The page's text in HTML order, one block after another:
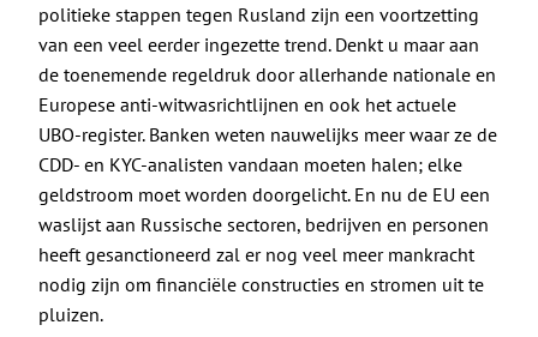
politieke stappen tegen Rusland zijn een voortzetting
van een veel eerder ingezette trend. Denkt u maar aan
de toenemende regeldruk door allerhande nationale en
Europese anti-witwasrichtlijnen en ook het actuele
UBO-register. Banken weten nauwelijks meer waar ze de
CDD- en KYC-analisten vandaan moeten halen; elke
geldstroom moet worden doorgelicht. En nu de EU een
waslijst aan Russische sectoren, bedrijven en personen
heeft gesanctioneerd zal er nog veel meer mankracht
nodig zijn om financiële constructies en stromen uit te
pluizen.